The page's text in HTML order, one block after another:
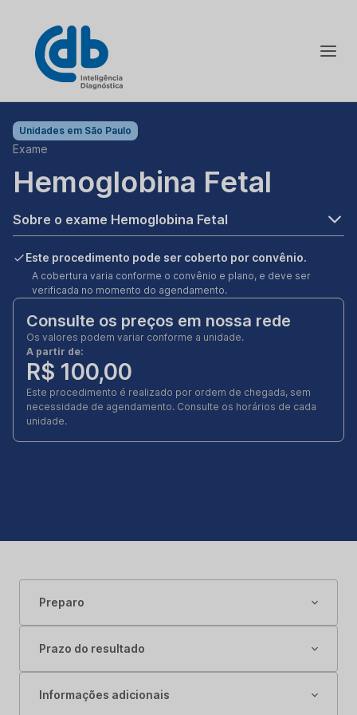
Unidades em São Paulo
Exame
Hemoglobina Fetal
Sobre o exame Hemoglobina Fetal
Este procedimento pode ser coberto por convênio.
A cobertura varia conforme o convênio e plano, e deve ser
verificada no momento do agendamento.
Consulte os preços em nossa rede
Os valores podem variar conforme a unidade.
A partir de:
R$ 100,00
Este procedimento é realizado por ordem de chegada, sem
necessidade de agendamento. Consulte os horários de cada
unidade.
Preparo
Prazo do resultado
Informações adicionais